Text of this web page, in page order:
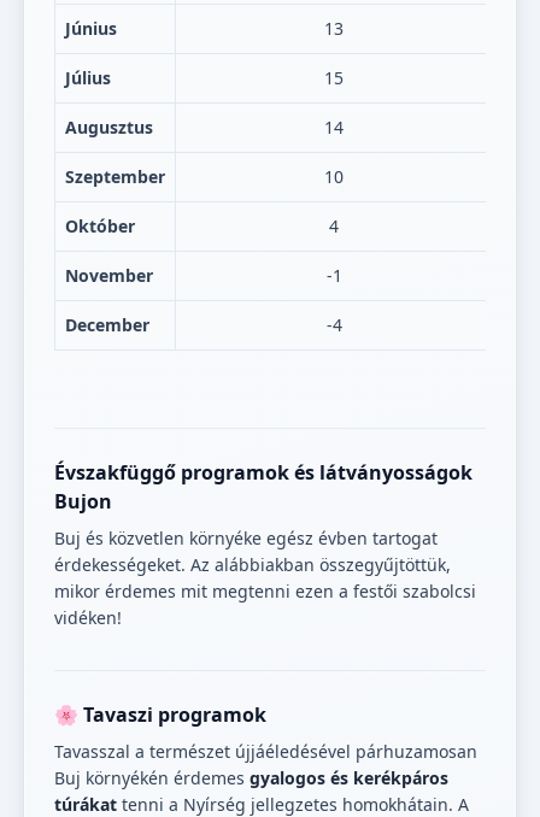
Június 13
Július 15
Augusztus 14
Szeptember 10
Október 4
November -1
December -4
Évszakfüggő programok és látványosságok
Bujon
Buj és közvetlen környéke egész évben tartogat
érdekességeket. Az alábbiakban összegyűjtöttük,
mikor érdemes mit megtenni ezen a festői szabolcsi
vidéken!
🌸 Tavaszi programok
Tavasszal a természet újjáéledésével párhuzamosan
Buj környékén érdemes gyalogos és kerékpáros
túrákat tenni a Nyírség jellegzetes homokhátain. A